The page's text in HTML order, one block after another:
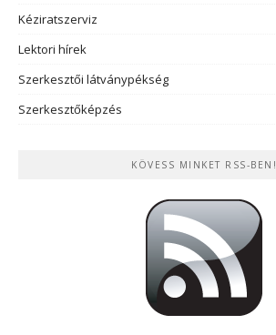
Kéziratszerviz
Lektori hírek
Szerkesztői látványpékség
Szerkesztőképzés
KÖVESS MINKET RSS-BEN!